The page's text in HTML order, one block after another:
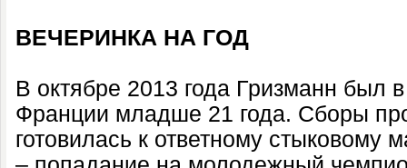
ВЕЧЕРИНКА НА ГОД
В октябре 2013 года Гризманн был
Франции младше 21 года. Сборы
готовилась к ответному стыковому